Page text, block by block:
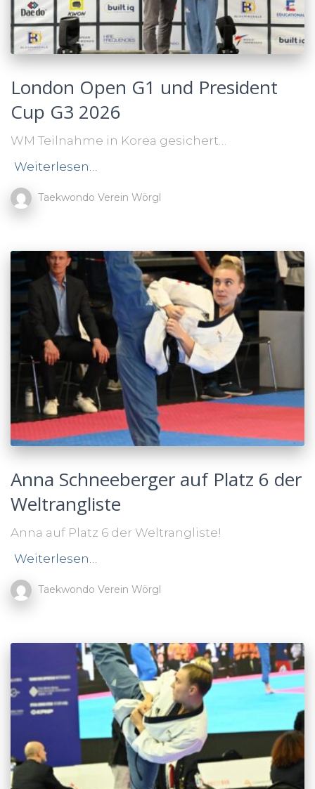
London Open G1 und President
Cup G3 2026
WM Teilnahme in Korea gesichert…
Weiterlesen…
Taekwondo Verein Wörgl
Anna Schneeberger auf Platz 6 der
Weltrangliste
Anna auf Platz 6 der Weltrangliste!
Weiterlesen…
Taekwondo Verein Wörgl